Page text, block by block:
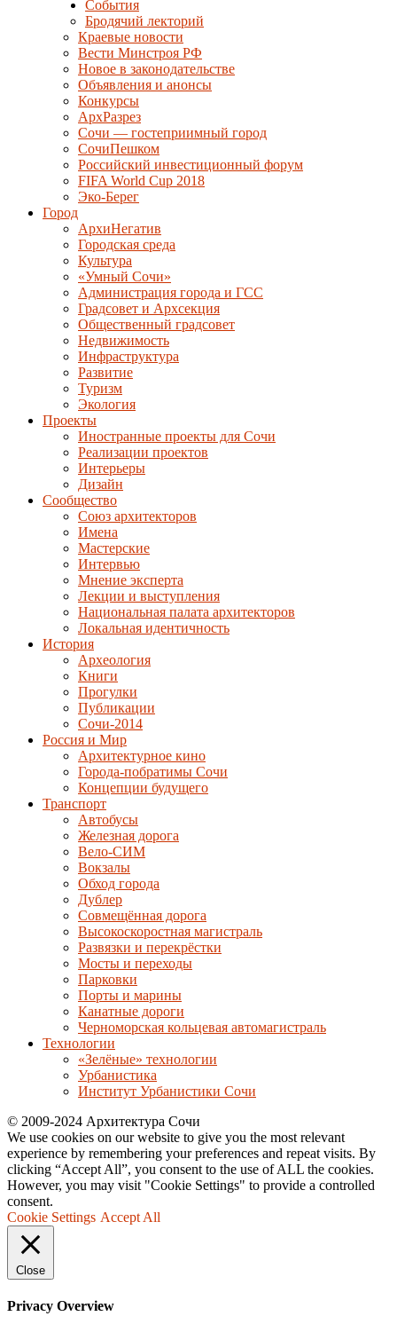
События
Бродячий лекторий
Краевые новости
Вести Минстроя РФ
Новое в законодательстве
Объявления и анонсы
Конкурсы
АрхРазрез
Сочи — гостеприимный город
СочиПешком
Российский инвестиционный форум
FIFA World Cup 2018
Эко-Берег
Город
АрхиНегатив
Городская среда
Культура
«Умный Сочи»
Администрация города и ГСС
Градсовет и Архсекция
Общественный градсовет
Недвижимость
Инфраструктура
Развитие
Туризм
Экология
Проекты
Иностранные проекты для Сочи
Реализации проектов
Интерьеры
Дизайн
Сообщество
Союз архитекторов
Имена
Мастерские
Интервью
Мнение эксперта
Лекции и выступления
Национальная палата архитекторов
Локальная идентичность
История
Археология
Книги
Прогулки
Публикации
Сочи-2014
Россия и Мир
Архитектурное кино
Города-побратимы Сочи
Концепции будущего
Транспорт
Автобусы
Железная дорога
Вело-СИМ
Вокзалы
Обход города
Дублер
Совмещённая дорога
Высокоскоростная магистраль
Развязки и перекрёстки
Мосты и переходы
Парковки
Порты и марины
Канатные дороги
Черноморская кольцевая автомагистраль
Технологии
«Зелёные» технологии
Урбанистика
Институт Урбанистики Сочи
© 2009-2024 Архитектура Сочи
We use cookies on our website to give you the most relevant
experience by remembering your preferences and repeat visits. By
clicking “Accept All”, you consent to the use of ALL the cookies.
However, you may visit "Cookie Settings" to provide a controlled
consent.
Cookie Settings Accept All
Close
Privacy Overview